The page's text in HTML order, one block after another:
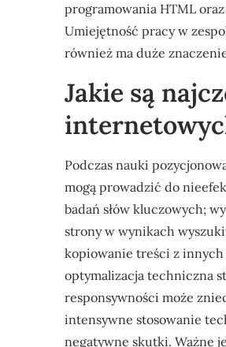
programowania HTML
Umiejętność pracy w
również ma duże
Jakie są
Podczas nauki
mogą prowadzić do
badań słów kluczowych;
strony w wynikach
kopiowanie treści z innych
optymalizacja techniczna
responsywności może
intensywne stosowanie
negatywne skutki. Ważne